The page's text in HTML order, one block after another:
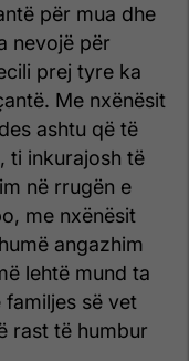
për mua dhe
nevojë për
prej tyre ka
Me nxënësit
ashtu që të
ti inkurajosh të
në rrugën e
me nxënësit
angazhim
lehtë mund ta
së vet
rast të humbur